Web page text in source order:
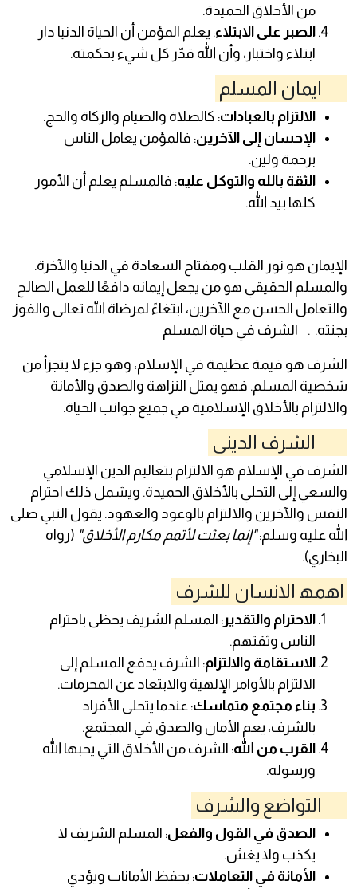
من الأخلاق الحميدة.
الصبر على الابتلاء: يعلم المؤمن أن الحياة الدنيا دار
ابتلاء واختبار، وأن الله قدّر كل شيء بحكمته.
ايمان المسلم
الالتزام بالعبادات: كالصلاة والصيام والزكاة والحج.
الإحسان إلى الآخرين: فالمؤمن يعامل الناس
برحمة ولين.
الثقة بالله والتوكل عليه: فالمسلم يعلم أن الأمور
كلها بيد الله.
الإيمان هو نور القلب ومفتاح السعادة في الدنيا والآخرة.
والمسلم الحقيقي هو من يجعل إيمانه دافعًا للعمل الصالح
والتعامل الحسن مع الآخرين، ابتغاءً لمرضاة الله تعالى والفوز
بجنته. . الشرف في حياة المسلم
الشرف هو قيمة عظيمة في الإسلام، وهو جزء لا يتجزأ من
شخصية المسلم. فهو يمثل النزاهة والصدق والأمانة
والالتزام بالأخلاق الإسلامية في جميع جوانب الحياة.
الشرف الدينى
الشرف في الإسلام هو الالتزام بتعاليم الدين الإسلامي
والسعي إلى التحلي بالأخلاق الحميدة. ويشمل ذلك احترام
النفس والآخرين والالتزام بالوعود والعهود. يقول النبي صلى
الله عليه وسلم:"إنما بعثت لأتمم مكارم الأخلاق" (رواه
البخاري).
اھمھ الانسان للشرف
الاحترام والتقدير : المسلم الشريف يحظى باحترام
الناس وثقتهم.
الاستقامة والالتزام: الشرف يدفع المسلم إلى
الالتزام بالأوامر الإلهية والابتعاد عن المحرمات.
بناء مجتمع متماسك: عندما يتحلى الأفراد
بالشرف، يعم الأمان والصدق في المجتمع.
القرب من الله: الشرف من الأخلاق التي يحبها الله
ورسوله.
التواضع والشرف
الصدق في القول والفعل: المسلم الشريف لا
يكذب ولا يغش.
الأمانة في التعاملات: يحفظ الأمانات ويؤدي